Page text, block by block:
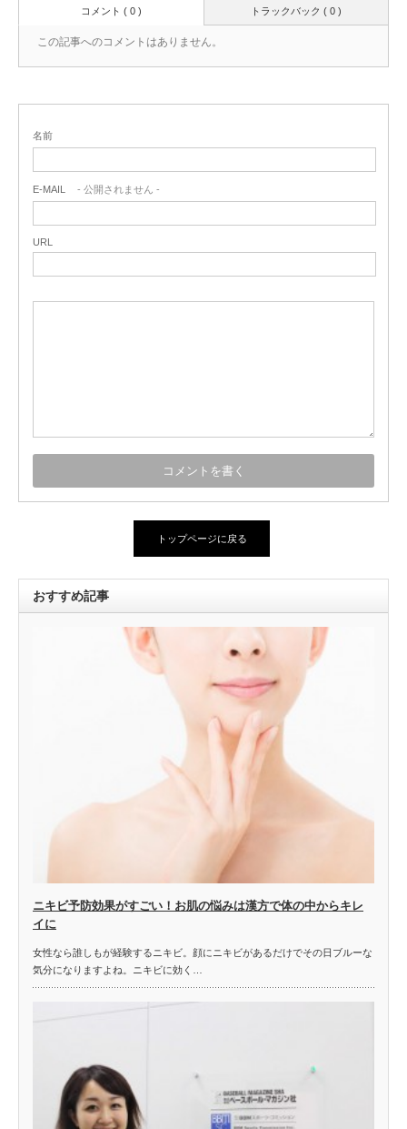
トラックバック ( 0 )
コメント ( 0 )
この記事へのコメントはありません。
名前
E-MAIL - 公開されません -
URL
トップページに戻る
おすすめ記事
ニキビ予防効果がすごい！お肌の悩みは漢方で体の中からキレ
イに
女性なら誰しもが経験するニキビ。顔にニキビがあるだけでその日ブルーな
気分になりますよね。ニキビに効く…